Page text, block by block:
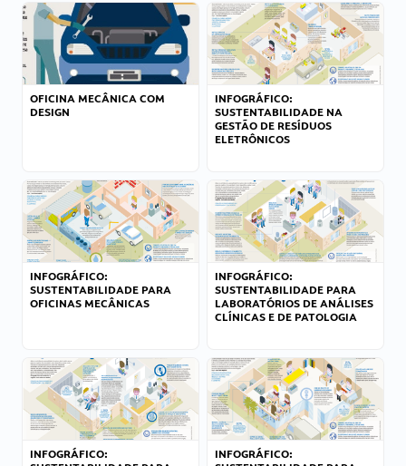
OFICINA MECÂNICA COM
DESIGN
INFOGRÁFICO:
SUSTENTABILIDADE NA
GESTÃO DE RESÍDUOS
ELETRÔNICOS
INFOGRÁFICO:
SUSTENTABILIDADE PARA
OFICINAS MECÂNICAS
INFOGRÁFICO:
SUSTENTABILIDADE PARA
LABORATÓRIOS DE ANÁLISES
CLÍNICAS E DE PATOLOGIA
INFOGRÁFICO:
INFOGRÁFICO: